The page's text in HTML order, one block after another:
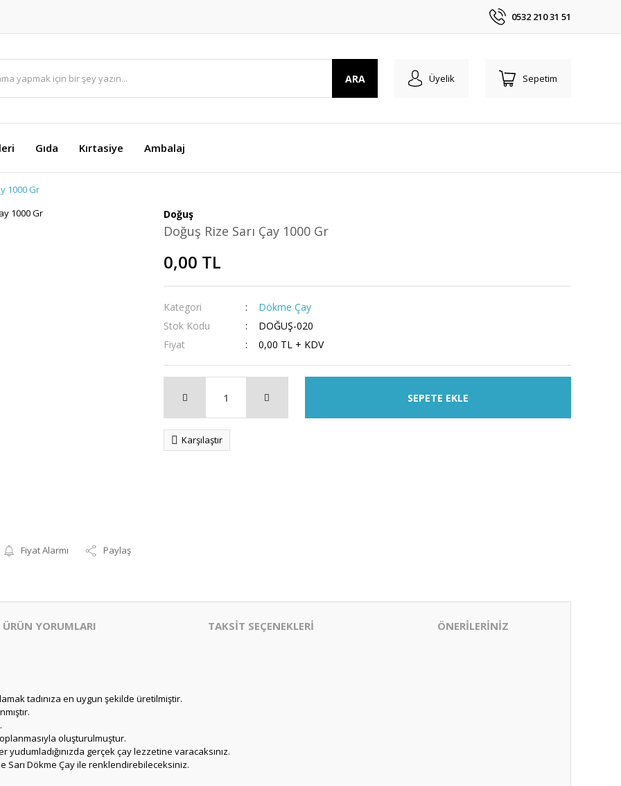
0532 210 31 51
ARA Üyelik Sepetim
Gıda Kırtasiye Ambalaj
1000 Gr
Fiyat Alarmı Paylaş
Doğuş
Doğuş Rize Sarı Çay 1000 Gr
0,00 TL
Kategori
Dökme Çay
Stok Kodu
DOĞUŞ-020
Fiyat
0,00 TL + KDV
SEPETE EKLE
Karşılaştır
ÜRÜN YORUMLARI TAKSİT SEÇENEKLERİ ÖNERİLERİNİZ
tadınıza en uygun şekilde üretilmiştir.
oluşturulmuştur.
yudumladığınızda gerçek çay lezzetine varacaksınız.
Sarı Dökme Çay ile renklendirebileceksiniz.